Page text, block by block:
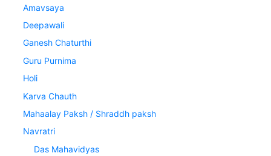
Amavsaya
Deepawali
Ganesh Chaturthi
Guru Purnima
Holi
Karva Chauth
Mahaalay Paksh / Shraddh paksh
Navratri
Das Mahavidyas